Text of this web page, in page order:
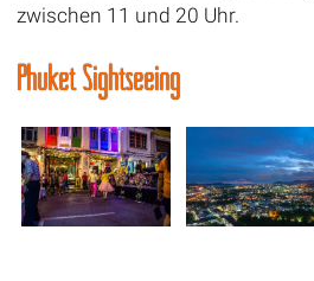
zwischen 11 und 20 Uhr.
Phuket Sightseeing